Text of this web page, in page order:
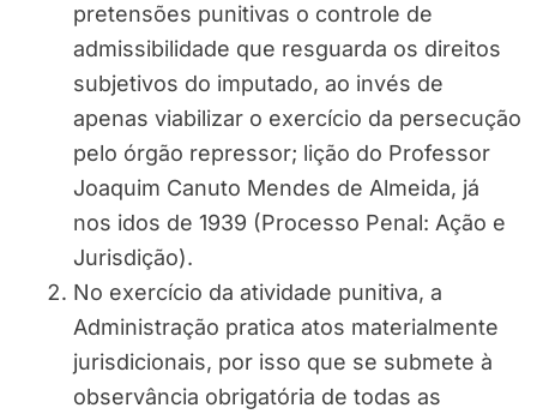
pretensões punitivas o controle de
admissibilidade que resguarda os direitos
subjetivos do imputado, ao invés de
apenas viabilizar o exercício da persecução
pelo órgão repressor; lição do Professor
Joaquim Canuto Mendes de Almeida, já
nos idos de 1939 (Processo Penal: Ação e
Jurisdição).
No exercício da atividade punitiva, a
Administração pratica atos materialmente
jurisdicionais, por isso que se submete à
observância obrigatória de todas as